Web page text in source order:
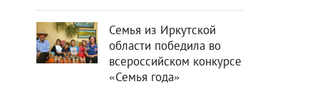
Семья из Иркутской
области победила во
всероссийском конкурсе
«Семья года»